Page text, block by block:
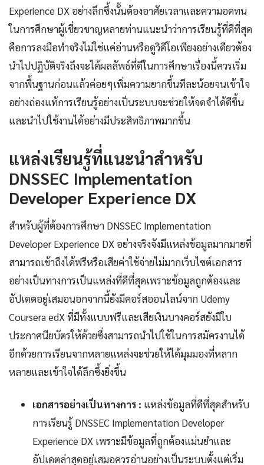
Experience DX อย่างลึกซึ้งนั้นต้องอาศัยเวลาและความอดทน
ในการศึกษาผู้เชี่ยวชาญหลายท่านแนะนำว่าการเรียนรู้ที่ดีที่สุด
คือการลงมือทำจริงไม่ใช่แค่อ่านหรือดูวิดีโอเพียงอย่างเดียวต้อง
นำไปปฏิบัติจริงถึงจะได้ผลลัพธ์ที่ดีในการศึกษาเรื่องนี้ควรเริ่ม
จากพื้นฐานก่อนแล้วค่อยๆเพิ่มความยากขึ้นทีละน้อยจนเข้าใจ
อย่างถ่องแท้การเรียนรู้อย่างเป็นระบบจะช่วยให้จดจำได้ดีขึ้น
และนำไปใช้งานได้อย่างมีประสิทธิภาพมากขึ้น
แหล่งเรียนรู้ที่แนะนำสำหรับ
DNSSEC Implementation
Developer Experience DX
สำหรับผู้ที่ต้องการศึกษา DNSSEC Implementation
Developer Experience DX อย่างจริงจังมีแหล่งข้อมูลมากมายที่
สามารถเข้าถึงได้ฟรีหรือเสียค่าใช้จ่ายไม่มากเว็บไซต์เอกสาร
อย่างเป็นทางการเป็นแหล่งที่ดีที่สุดเพราะข้อมูลถูกต้องและ
อัปเดตอยู่เสมอนอกจากนี้ยังมีคอร์สออนไลน์จาก Udemy
Coursera edX ที่มีทั้งแบบฟรีและเสียเงินบางคอร์สยังมีใบ
ประกาศนียบัตรให้ด้วยซึ่งสามารถนำไปใช้ในการสมัครงานได้
อีกด้วยการเรียนจากหลายแหล่งจะช่วยให้ได้มุมมองที่หลาก
หลายและเข้าใจได้ลึกซึ้งยิ่งขึ้น
เอกสารอย่างเป็นทางการ : แหล่งข้อมูลที่ดีที่สุดสำหรับ
การเรียนรู้ DNSSEC Implementation Developer
Experience DX เพราะมีข้อมูลที่ถูกต้องแม่นยำและ
อัปเดตล่าสุดอยู่เสมอควรอ่านอย่างเป็นระบบตั้งแต่เริ่ม